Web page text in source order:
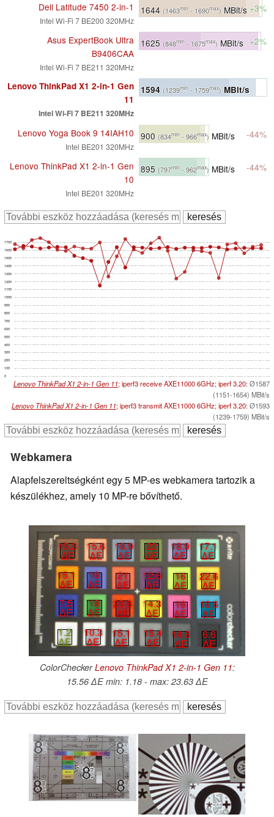
Dell Latitude 7450 2-in-1
Intel Wi-Fi 7 BE200 320MHz
1644 (1463min - 1690max) MBit/s +3%
Asus ExpertBook Ultra
B9406CAA
Intel Wi-Fi 7 BE211 320MHz
1625 (848min - 1675max)MBit/s +2%
Lenovo ThinkPad X1 2-in-1 Gen
11
Intel Wi-Fi 7 BE211 320MHz
1594 (1239min - 1759max) MBit/s
Lenovo Yoga Book 9 14IAH10
Intel BE201 320MHz
900 (834min - 966max) MBit/s -44%
Lenovo ThinkPad X1 2-in-1 Gen
10
Intel BE201 320MHz
895 (797min - 962max) MBit/s -44%
0
100
200
300
400
500
600
700
800
900
1000
1100
1200
1300
1400
1500
1600
1700
Lenovo ThinkPad X1 2-in-1 Gen 11; iperf3 receive AXE11000 6GHz; iperf 3.20:Ø1587
(1151-1654) MBit/s
Lenovo ThinkPad X1 2-in-1 Gen 11; iperf3 transmit AXE11000 6GHz; iperf 3.20:Ø1593
(1239-1759) MBit/s
Webkamera
Alapfelszereltségként egy 5 MP-es webkamera tartozik a
készülékhez, amely 10 MP-re bővíthető.
15.3
∆E
15.6
∆E
18.9
∆E
22
∆E
18.9
∆E
17.1
∆E
15.1
∆E
16
∆E
21
∆E
12.6
∆E
16
∆E
22.6
∆E
7.5
∆E
18
∆E
23.6
∆E
14.3
∆E
16
∆E
19.6
∆E
1.2
∆E
10.3
∆E
15.1
∆E
15.4
∆E
14.6
∆E
6.6
∆E
ColorCheckerLenovo ThinkPad X1 2-in-1 Gen 11:
15.56 ∆E min: 1.18 - max: 23.63 ∆E